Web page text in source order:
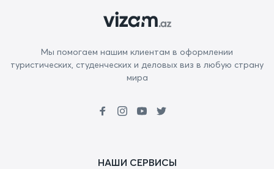
Мы помогаем нашим клиентам в оформлении
туристических, студенческих и деловых виз в любую страну
мира
НАШИ СЕРВИСЫ